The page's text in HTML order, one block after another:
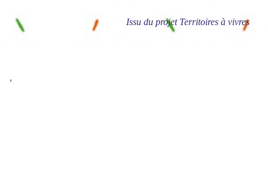
Issu du projet Territoires à vivres
,